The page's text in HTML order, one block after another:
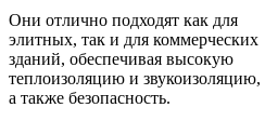
Они отлично подходят как для
элитных, так и для коммерческих
зданий, обеспечивая высокую
теплоизоляцию и звукоизоляцию,
а также безопасность.